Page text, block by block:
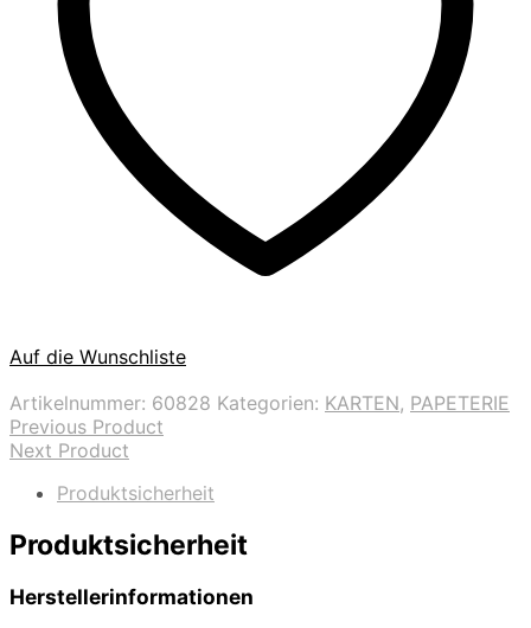
Auf die Wunschliste
Artikelnummer: 60828 Kategorien: KARTEN, PAPETERIE
Previous Product
Next Product
Produktsicherheit
Produktsicherheit
Herstellerinformationen